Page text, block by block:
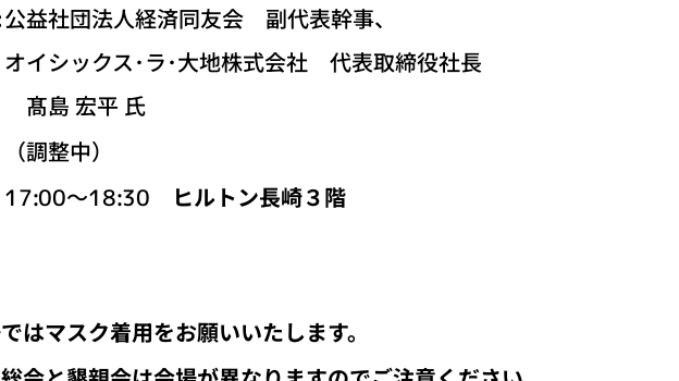
公益社団法人経済同友会 副代表幹事、
オイシックス･ラ･大地株式会社 代表取締役社長
髙島 宏平 氏
（調整中）
17:00～18:30 ヒルトン長崎３階
はマスク着用をお願いいたします。